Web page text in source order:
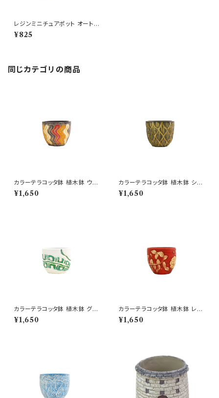
レジンミニチュアポット オート三
輪 トラック BE ミニ鉢
¥825
同じカテゴリの商品
カラーテラコッタ鉢 植木鉢 ウェ
¥1,650
カラーテラコッタ鉢 植木鉢 シェ
ーンSSS 4号 おしゃれ
¥1,650
カラーテラコッタ鉢 植木鉢 グリ
¥1,650
カラーテラコッタ鉢 植木鉢 レッ
ドSSS 4号 おしゃれ
¥1,650